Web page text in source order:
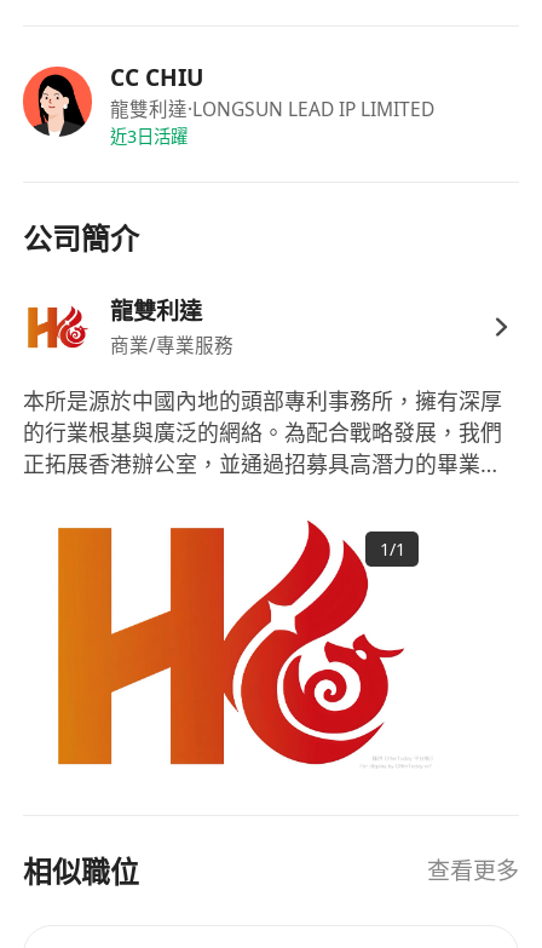
對科技與創新抱有真正的熱忱。
出色的分析、解決問題及學習能力。
主動積極，有強烈的責任感。
CC CHIU
龍雙利達·LONGSUN LEAD IP LIMITED
近3日活躍
公司簡介
龍雙利達
商業/專業服務
本所是源於中國內地的頭部專利事務所，擁有深厚
的行業根基與廣泛的網絡。為配合戰略發展，我們
正拓展香港辦公室，並通過招募具高潛力的畢業專
景），來投資和培養下一代的專利專家。這是一個
獨一無二的機會，你將在國際化的環境中開啟你的
職業生涯，師從頂尖專家，成長為連接中國創新與
全球市場的關鍵人才。 本所為香港註冊僱主，歡迎
所有合資格人士申請。我們尤其鼓勵應屆畢業生及
符合資格申請香港工作簽證的人士（如IANG、高端
人才通行證計劃等）應聘。我們將為傑出的人才提
1/1
相似職位 查看更多